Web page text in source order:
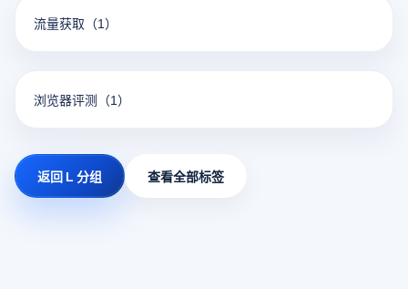
流量获取 （1）
浏览器评测 （1）
返回 L 分组 查看全部标签